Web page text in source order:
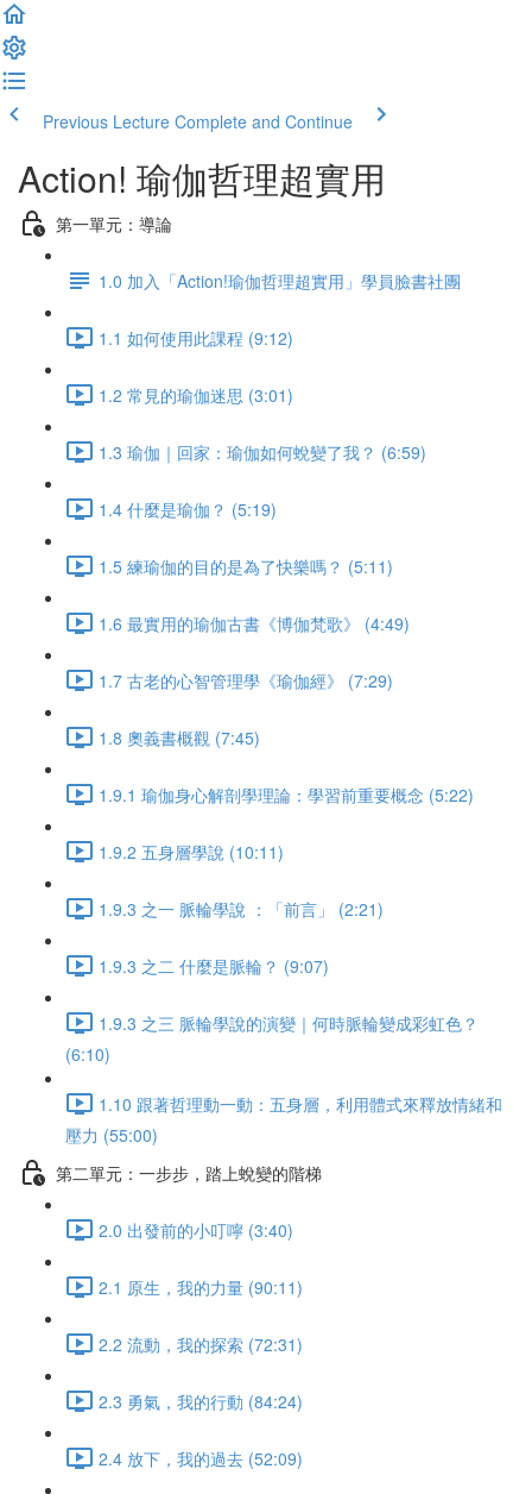
Previous Lecture Complete and Continue
Action! 瑜伽哲理超實用
第一單元：導論
1.0 加入「Action!瑜伽哲理超實用」學員臉書社團
1.1 如何使用此課程 (9:12)
1.2 常見的瑜伽迷思 (3:01)
1.3 瑜伽｜回家：瑜伽如何蛻變了我？ (6:59)
1.4 什麼是瑜伽？ (5:19)
1.5 練瑜伽的目的是為了快樂嗎？ (5:11)
1.6 最實用的瑜伽古書《博伽梵歌》 (4:49)
1.7 古老的心智管理學《瑜伽經》 (7:29)
1.8 奧義書概觀 (7:45)
1.9.1 瑜伽身心解剖學理論：學習前重要概念 (5:22)
1.9.2 五身層學說 (10:11)
1.9.3 之一 脈輪學說 ：「前言」 (2:21)
1.9.3 之二 什麼是脈輪？ (9:07)
1.9.3 之三 脈輪學說的演變｜何時脈輪變成彩虹色？
(6:10)
1.10 跟著哲理動一動：五身層，利用體式來釋放情緒和
壓力 (55:00)
第二單元：一步步，踏上蛻變的階梯
2.0 出發前的小叮嚀 (3:40)
2.1 原生，我的力量 (90:11)
2.2 流動，我的探索 (72:31)
2.3 勇氣，我的行動 (84:24)
2.4 放下，我的過去 (52:09)